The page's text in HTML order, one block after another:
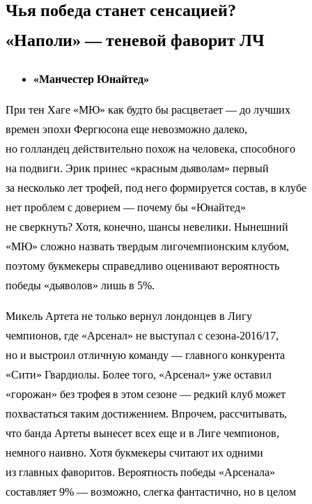
Чья победа станет сенсацией?
«Наполи» — теневой фаворит ЛЧ
«Манчестер Юнайтед»
При тен Хаге «МЮ» как будто бы расцветает — до лучших
времен эпохи Фергюсона еще невозможно далеко,
но голландец действительно похож на человека, способного
на подвиги. Эрик принес «красным дьяволам» первый
за несколько лет трофей, под него формируется состав, в клубе
нет проблем с доверием — почему бы «Юнайтед»
не сверкнуть? Хотя, конечно, шансы невелики. Нынешний
«МЮ» сложно назвать твердым лигочемпионским клубом,
поэтому букмекеры справедливо оценивают вероятность
победы «дьяволов» лишь в 5%.
Микель Артета не только вернул лондонцев в Лигу
чемпионов, где «Арсенал» не выступал с сезона-2016/17,
но и выстроил отличную команду — главного конкурента
«Сити» Гвардиолы. Более того, «Арсенал» уже оставил
«горожан» без трофея в этом сезоне — редкий клуб может
похвастаться таким достижением. Впрочем, рассчитывать,
что банда Артеты вынесет всех еще и в Лиге чемпионов,
немного наивно. Хотя букмекеры считают их одними
из главных фаворитов. Вероятность победы «Арсенала»
составляет 9% — возможно, слегка фантастично, но в целом